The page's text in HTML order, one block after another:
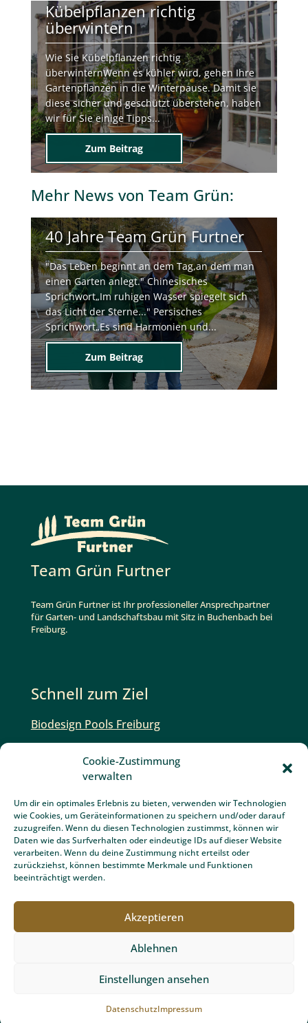
Cookie-Zustimmung
verwalten
Um dir ein optimales Erlebnis zu bieten, verwenden wir Technologien
wie Cookies, um Geräteinformationen zu speichern und/oder darauf
zuzugreifen. Wenn du diesen Technologien zustimmst, können wir
Daten wie das Surfverhalten oder eindeutige IDs auf dieser Website
verarbeiten. Wenn du deine Zustimmung nicht erteilst oder
zurückziehst, können bestimmte Merkmale und Funktionen
beeinträchtigt werden.
Akzeptieren
Ablehnen
Einstellungen ansehen
DatenschutzImpressum
Kübelpflanzen richtig
überwintern
Wie Sie Kübelpflanzen richtig
überwinternWenn es kühler wird, gehen Ihre
Gartenpflanzen in die Winterpause. Damit sie
diese sicher und geschützt überstehen, haben
wir für Sie einige Tipps...
Zum Beitrag
Mehr News von Team Grün:
40 Jahre Team Grün Furtner
"Das Leben beginnt an dem Tag,an dem man
einen Garten anlegt." Chinesisches
Sprichwort„Im ruhigen Wasser spiegelt sich
das Licht der Sterne..." Persisches
Sprichwort„Es sind Harmonien und...
Zum Beitrag
Team Grün Furtner
Team Grün Furtner ist Ihr professioneller Ansprechpartner
für Garten- und Landschaftsbau mit Sitz in Buchenbach bei
Freiburg.
Schnell zum Ziel
Biodesign Pools Freiburg
Unsere Gartenexperten
Gartenplanung Freiburg
Schwimmbadbau Freiburg
Unopiù Gartenmöbel Freiburg
Gartentipps
Partner und Auszeichnungen